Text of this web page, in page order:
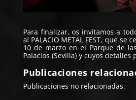
Para finalizar, os invitamos a
al PALACIO METAL FEST, que se
10 de marzo en el Parque de
Palacios (Sevilla) y cuyos
Publicaciones
Publicaciones no relacionadas.